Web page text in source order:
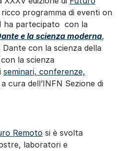
programma di eventi on
ha partecipato con la
e la scienza moderna,
con la scienza della
la scienza
seminari, conferenze,
a cura dell’INFN Sezione di
Remoto si è svolta
laboratori e